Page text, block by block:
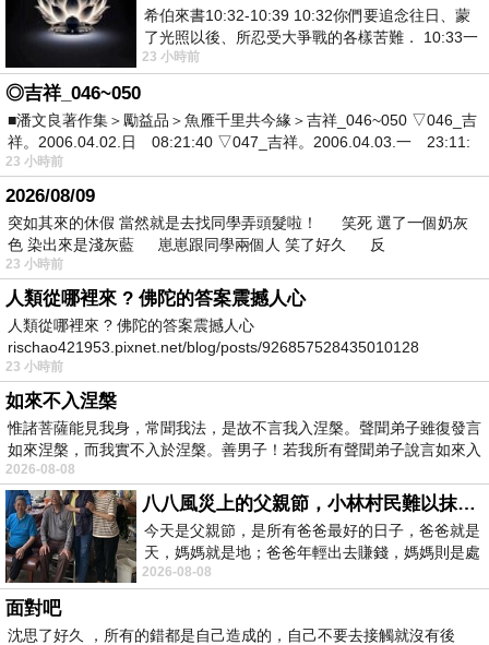
希伯來書10:32-10:39 10:32你們要追念往日、蒙
了光照以後、所忍受大爭戰的各樣苦難． 10:33一
面被毀謗、遭患難、成了戲景、叫眾人
23 小時前
◎吉祥_046~050
■潘文良著作集＞勵益品＞魚雁千里共今緣＞吉祥_046~050 ▽046_吉
祥。2006.04.02.日 08:21:40 ▽047_吉祥。2006.04.03.一 23:11:
23 小時前
2026/08/09
突如其來的休假 當然就是去找同學弄頭髮啦！ 笑死 選了一個奶灰
色 染出來是淺灰藍 崽崽跟同學兩個人 笑了好久 反
23 小時前
人類從哪裡來 ? 佛陀的答案震撼人心
人類從哪裡來 ? 佛陀的答案震撼人心
rischao421953.pixnet.net/blog/posts/926857528435010128
23 小時前
如來不入涅槃
惟諸菩薩能見我身，常聞我法，是故不言我入涅槃。聲聞弟子雖復發言
如來涅槃，而我實不入於涅槃。善男子！若我所有聲聞弟子說言如來入
2026-08-08
八八風災上的父親節，小林村民難以抹滅的痛
今天是父親節，是所有爸爸最好的日子，爸爸就是
天，媽媽就是地；爸爸年輕出去賺錢，媽媽則是處
理家務，職業不分高低貴賤，只有人品才
2026-08-08
面對吧
沈思了好久 ，所有的錯都是自己造成的，自己不要去接觸就沒有後